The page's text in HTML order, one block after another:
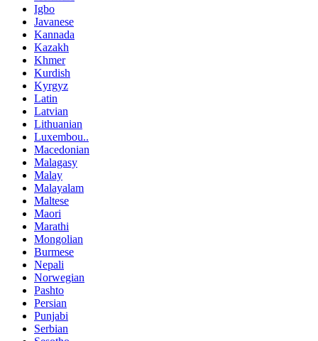
Igbo
Javanese
Kannada
Kazakh
Khmer
Kurdish
Kyrgyz
Latin
Latvian
Lithuanian
Luxembou..
Macedonian
Malagasy
Malay
Malayalam
Maltese
Maori
Marathi
Mongolian
Burmese
Nepali
Norwegian
Pashto
Persian
Punjabi
Serbian